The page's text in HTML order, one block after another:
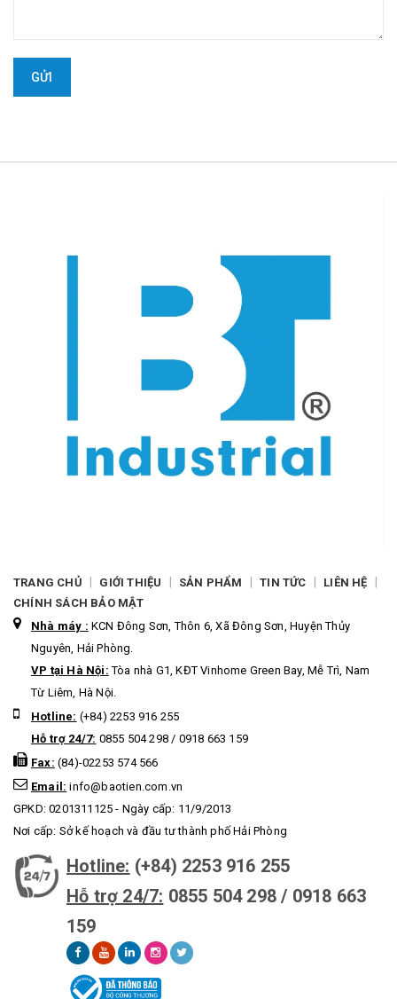
GỬI
TRANG CHỦ GIỚI THIỆU SẢN PHẨM TIN TỨC LIÊN HỆ
CHÍNH SÁCH BẢO MẬT
Nhà máy : KCN Đông Sơn, Thôn 6, Xã Đông Sơn, Huyện Thủy
Nguyên, Hải Phòng.
VP tại Hà Nội: Tòa nhà G1, KĐT Vinhome Green Bay, Mễ Trì, Nam
Từ Liêm, Hà Nội.
Hotline: (+84) 2253 916 255
Hỗ trợ 24/7: 0855 504 298 / 0918 663 159
Fax: (84)-02253 574 566
Email: info@baotien.com.vn
GPKD: 0201311125 - Ngày cấp: 11/9/2013
Nơi cấp: Sở kế hoạch và đầu tư thành phố Hải Phòng
Hotline: (+84) 2253 916 255
Hỗ trợ 24/7: 0855 504 298 / 0918 663
159